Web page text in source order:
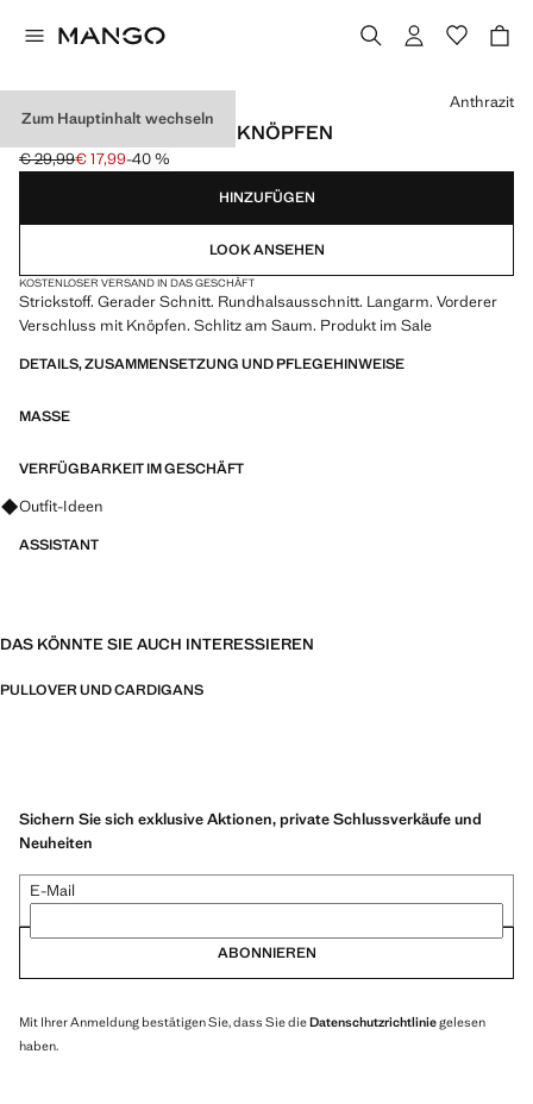
Zum Hauptinhalt wechseln
STRICKCARDIGAN MIT KNÖPFEN
Ausgangspreis durchgestrichen [€ 29,99 ]
€ 29,99
Aktueller Preis [€ 17,99 ]
€ 17,99-40 %
Wählen Sie eine Farbe
Anthrazit
HINZUFÜGEN
LOOK ANSEHEN
KOSTENLOSER VERSAND IN DAS GESCHÄFT
Strickstoff. Gerader Schnitt. Rundhalsausschnitt. Langarm. Vorderer
Verschluss mit Knöpfen. Schlitz am Saum. Produkt im Sale
DETAILS, ZUSAMMENSETZUNG UND PFLEGEHINWEISE
MASSE
VERFÜGBARKEIT IM GESCHÄFT
Fragen zu Looks, Kleidungsstücken und Trends
Outfit-Ideen
ASSISTANT
DAS KÖNNTE SIE AUCH INTERESSIEREN
PULLOVER UND CARDIGANS
Sichern Sie sich exklusive Aktionen, private Schlussverkäufe und
Neuheiten
E-Mail
ABONNIEREN
Mit Ihrer Anmeldung bestätigen Sie, dass Sie dieDatenschutzrichtliniegelesen
haben.